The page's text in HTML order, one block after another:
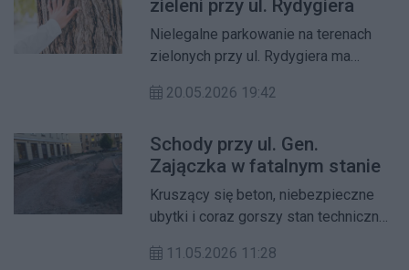
koszenia trawników podczas
wysokich temperatur oraz zmianę
zasad pielęgnacji zieleni.
zieleni przy ul. Rydygiera
Nielegalne parkowanie na terenach
zielonych przy ul. Rydygiera ma
uszkadzania systemów korzeniowych
Porębski skierował do burmistrza
interpelację w sprawie
zabezpieczenia skwerów i zieleni w
tej części osiedla.
20.05.2026 19:42
Schody przy ul. Gen.
Zajączka w fatalnym stanie
Kruszący się beton, niebezpieczne
ubytki i coraz gorszy stan techniczny
gen. Zajączka 8 stały się
11.05.2026 11:28